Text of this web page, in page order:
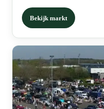
Bekijk markt